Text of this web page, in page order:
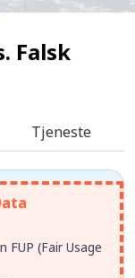
Falsk
Tjeneste
FUP (Fair Usage